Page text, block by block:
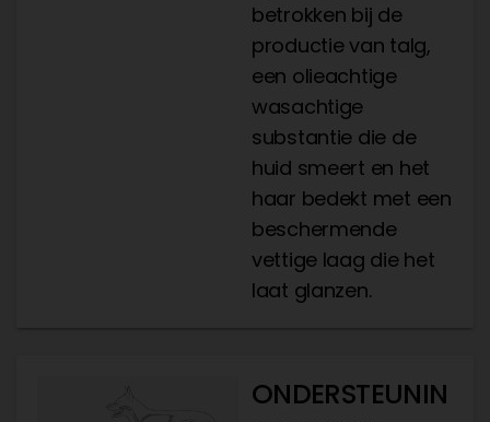
betrokken bij de
productie van talg,
een olieachtige
wasachtige
substantie die de
huid smeert en het
haar bedekt met een
beschermende
vettige laag die het
laat glanzen.
ONDERSTEUNIN